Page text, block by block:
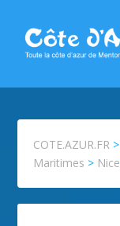
COTE.AZUR.FR >
Maritimes > Nice